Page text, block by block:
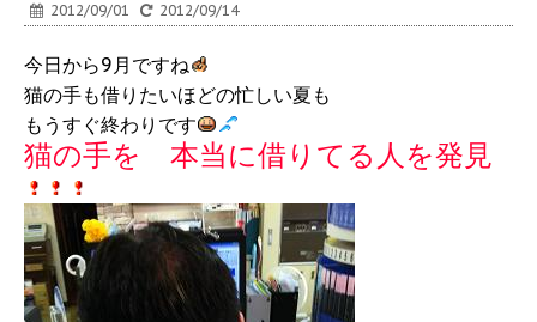
2012/09/01 2012/09/14
今日から9月ですね
猫の手も借りたいほどの忙しい夏も
もうすぐ終わりです
猫の手を 本当に借りてる人を発見